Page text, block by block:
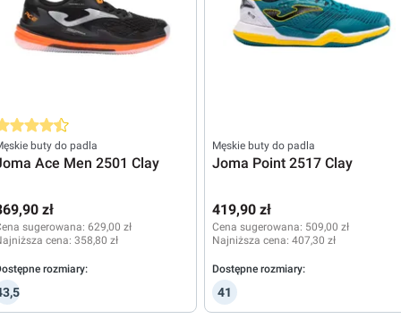
ocena 4.5 z 5 gwiazdek
buty do padla
Ace Men 2501 Clay
zł
sugerowana: 629,00 zł
cena: 358,80 zł
rozmiary:
Męskie buty do padla
Joma Point 2517 Clay
419,90 zł
Cena sugerowana: 509,00 zł
Najniższa cena: 407,30 zł
Dostępne rozmiary:
41